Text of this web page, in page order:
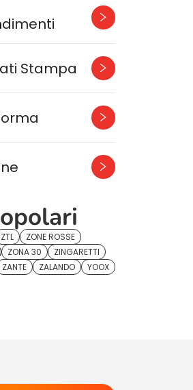
Stampa
ZTL
ZONE ROSSE
ZONA 30
ZINGARETTI
ZANTE ZALANDO YOOX